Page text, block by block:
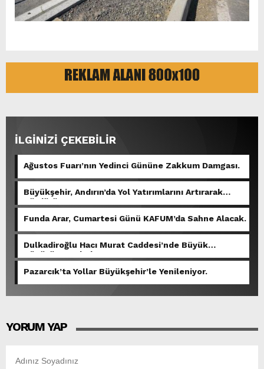
İLGİNİZİ ÇEKEBİLİR
Ağustos Fuarı’nın Yedinci Gününe Zakkum Damgası.
Büyükşehir, Andırın’da Yol Yatırımlarını Artırarak
Sürdürüyor.
Funda Arar, Cumartesi Günü KAFUM’da Sahne Alacak.
Dulkadiroğlu Hacı Murat Caddesi’nde Büyük
Dönüşüm Başladı.
Pazarcık’ta Yollar Büyükşehir’le Yenileniyor.
YORUM YAP